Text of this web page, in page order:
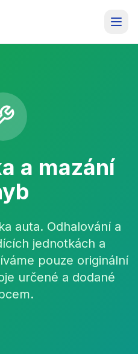
a mazání
auta. Odhalování a
jednotkách a
pouze originální
určené a dodané